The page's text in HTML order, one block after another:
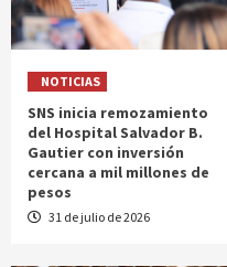
NOTICIAS
SNS inicia remozamiento
del Hospital Salvador B.
Gautier con inversión
cercana a mil millones de
pesos
31 de julio de 2026